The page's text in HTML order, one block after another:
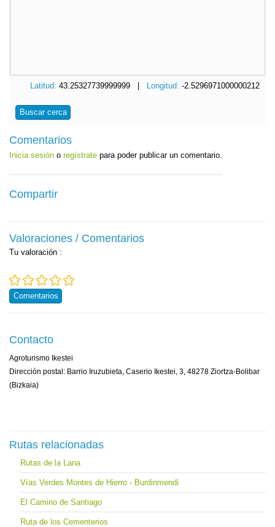
Latitud: 43.25327739999999 | Longitud: -2.5296971000000212
Buscar cerca
Comentarios
Inicia sesión o regístrate para poder publicar un comentario.
Compartir
Valoraciones / Comentarios
Tu valoración :
Comentarios
Contacto
Agroturismo Ikestei
Dirección postal: Barrio Iruzubieta, Caserio Ikestei, 3, 48278 Ziortza-Bolibar
(Bizkaia)
Rutas relacionadas
Rutas de la Lana
Vías Verdes Montes de Hierro - Burdinmendi
El Camino de Santiago
Ruta de los Cementerios